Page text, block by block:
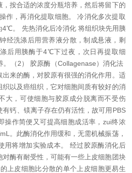
，按合适的浓度分瓶培养，然后将留下的
作，再消化提取细胞。冷消化多次提取
4℃。 先热消化后冷消化 将组织块先用胰
经洗涤后用营养液分散，制成悬液，剩
后用胰酶于4℃下过夜，次日再提取细
（2） 胶原酶（Collagenase）消化法
出来的酶，对胶原有很强的消化作用。适
以及癌组织，它对细胞间质有较好的消
大，可使细胞与胶原成分脱离而不受伤
钙、镁离子存在仍有活性，故可用PBS
操作简便又可提高细胞成活率，zui终浓
。此酶消化作用缓和，无需机械振荡，
用将增加实验成本。 经过胶原酶消化后
酶有耐受性，可能有一些上皮细胞团块
上皮细胞比分散的单个上皮细胞更易生